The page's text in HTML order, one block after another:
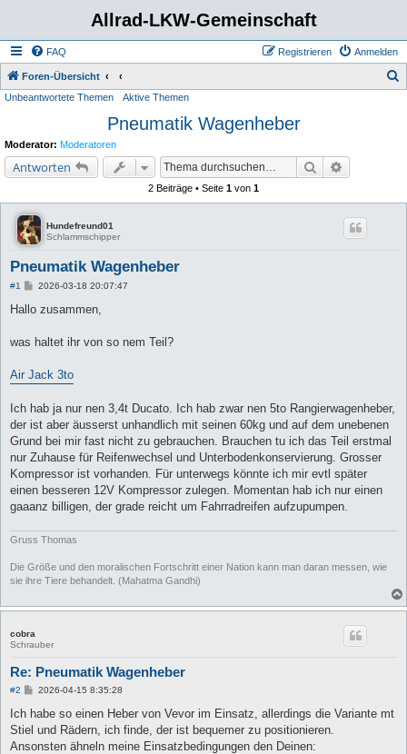
Allrad-LKW-Gemeinschaft
FAQ Anmelden
Registrieren
Foren-Übersicht
Unbeantwortete Themen Aktive Themen
Pneumatik Wagenheber
Moderator: Moderatoren
Antworten Suche
2 Beiträge • Seite 1 von 1
Hundefreund01
Schlammschipper
Pneumatik Wagenheber
#1
B
i
a
2026-03-18 20:07:47
Hallo zusammen,
was haltet ihr von so nem Teil?
Air Jack 3to
Ich hab ja nur nen 3,4t Ducato. Ich hab zwar nen 5to Rangierwagenheber,
der ist aber äusserst unhandlich mit seinen 60kg und auf dem unebenen
Grund bei mir fast nicht zu gebrauchen. Brauchen tu ich das Teil erstmal
nur Zuhause für Reifenwechsel und Unterbodenkonservierung. Grosser
Kompressor ist vorhanden. Für unterwegs könnte ich mir evtl später
einen besseren 12V Kompressor zulegen. Momentan hab ich nur einen
gaaanz billigen, der grade reicht um Fahrradreifen aufzupumpen.
Gruss Thomas
Die Größe und den moralischen Fortschritt einer Nation kann man daran messen, wie
sie ihre Tiere behandelt. (Mahatma Gandhi)
cobra
Schrauber
Re: Pneumatik Wagenheber
#2
B
i
a
2026-04-15 8:35:28
Ich habe so einen Heber von Vevor im Einsatz, allerdings die Variante mt
Stiel und Rädern, ich finde, der ist bequemer zu positionieren.
Ansonsten ähneln meine Einsatzbedingungen den Deinen: